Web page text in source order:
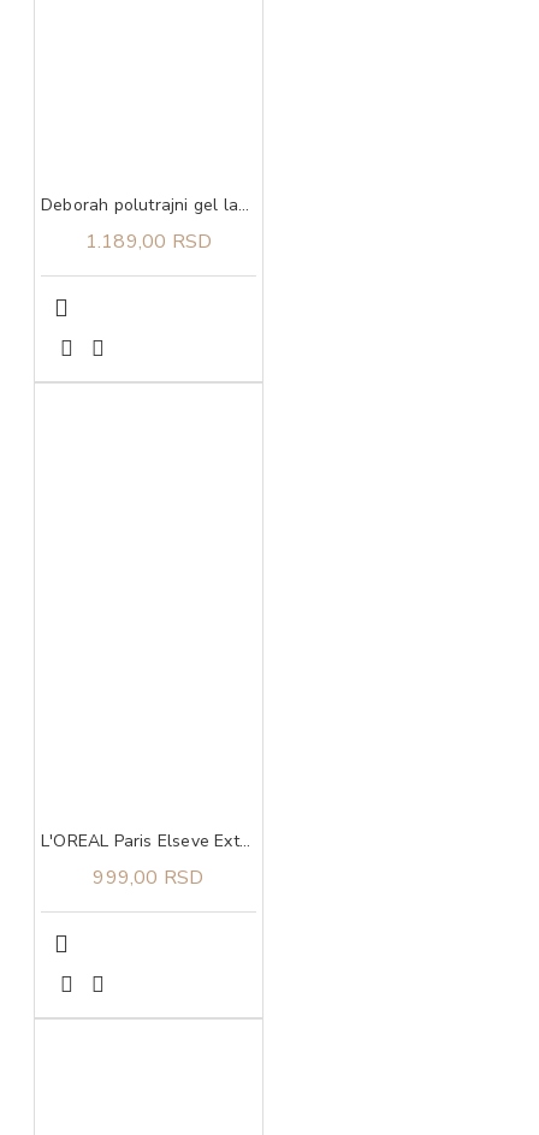
Deborah polutrajni gel lak 10 4,5 ml
1.189,00 RSD
L'OREAL Paris Elseve Extraordinary Ulje za sve tipove kose 100 ml
999,00 RSD